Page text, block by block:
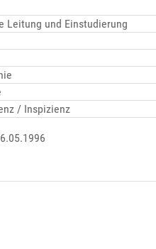
Leitung und Einstudierung
/ Inspizienz